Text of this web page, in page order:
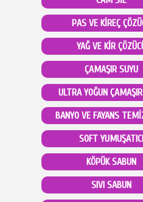
PAS VE KİREÇ
YAĞ VE KİR
ÇAMAŞIR SUYU
ULTRA YOĞUN
BANYO VE FAYANS
SOFT YUMUŞATICI
KÖPÜK SABUN
SIVI SABUN